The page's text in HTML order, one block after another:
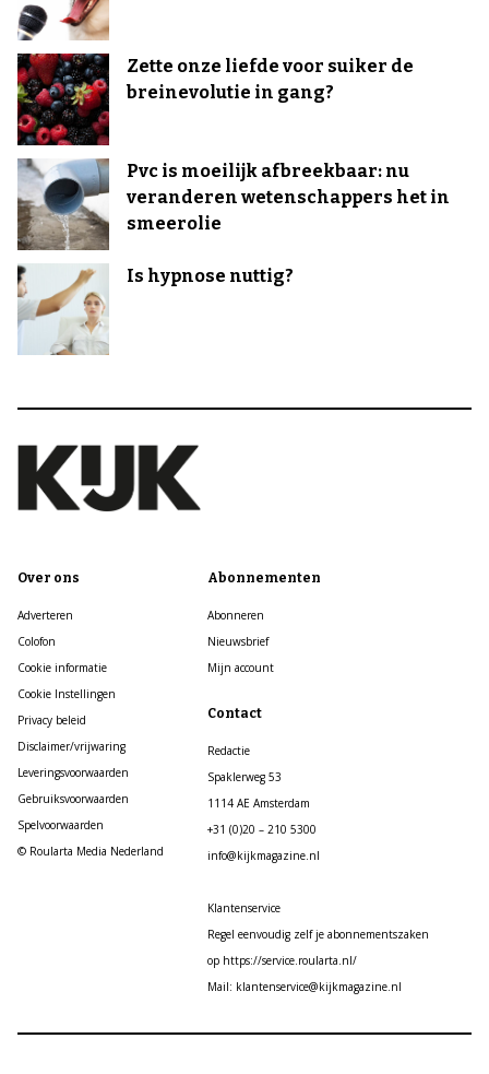
Zette onze liefde voor suiker de
breinevolutie in gang?
Pvc is moeilijk afbreekbaar: nu
veranderen wetenschappers het in
smeerolie
Is hypnose nuttig?
Over ons
Adverteren
Colofon
Cookie informatie
Cookie Instellingen
Privacy beleid
Disclaimer/vrijwaring
Leveringsvoorwaarden
Gebruiksvoorwaarden
Spelvoorwaarden
© Roularta Media Nederland
Abonnementen
Abonneren
Nieuwsbrief
Mijn account
Contact
Redactie
Spaklerweg 53
1114 AE Amsterdam
+31 (0)20 – 210 5300
info@kijkmagazine.nl
Klantenservice
Regel eenvoudig zelf je abonnementszaken
op https://service.roularta.nl/
Mail: klantenservice@kijkmagazine.nl